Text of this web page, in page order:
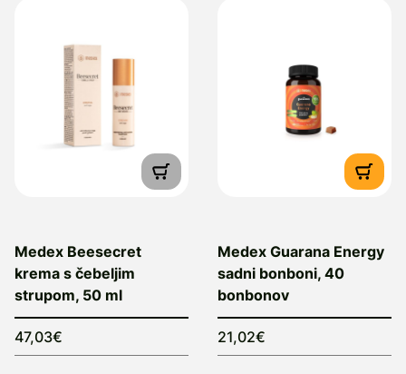
kontaktni naslov in telefonska
številka:
info@medex.si; tel: 01 475 7500
Medex Beesecret
krema s čebeljim
strupom, 50 ml
47,03€
Medex Guarana Energy
sadni bonboni, 40
bonbonov
21,02€